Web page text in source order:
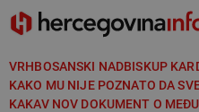
VRHBOSANSKI NADBISKUP
KAKO MU NIJE POZNATO DA
KAKAV NOV DOKUMENT O